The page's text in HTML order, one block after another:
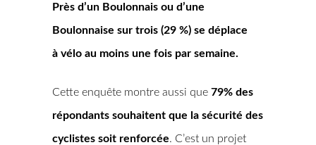
Près d’un Boulonnais ou d’une
Boulonnaise sur trois (29 %) se déplace
à vélo au moins une fois par semaine.
Cette enquête montre aussi que 79% des
répondants souhaitent que la sécurité des
cyclistes soit renforcée. C’est un projet